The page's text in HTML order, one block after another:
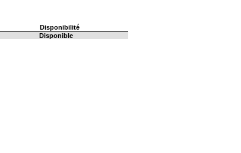
Disponibilité
Disponible